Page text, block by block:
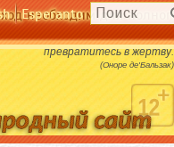
необходим для
Esperanto
Перестав быть палачом, вы
превратитесь в жертву.
(Оноре де'Бальзак)